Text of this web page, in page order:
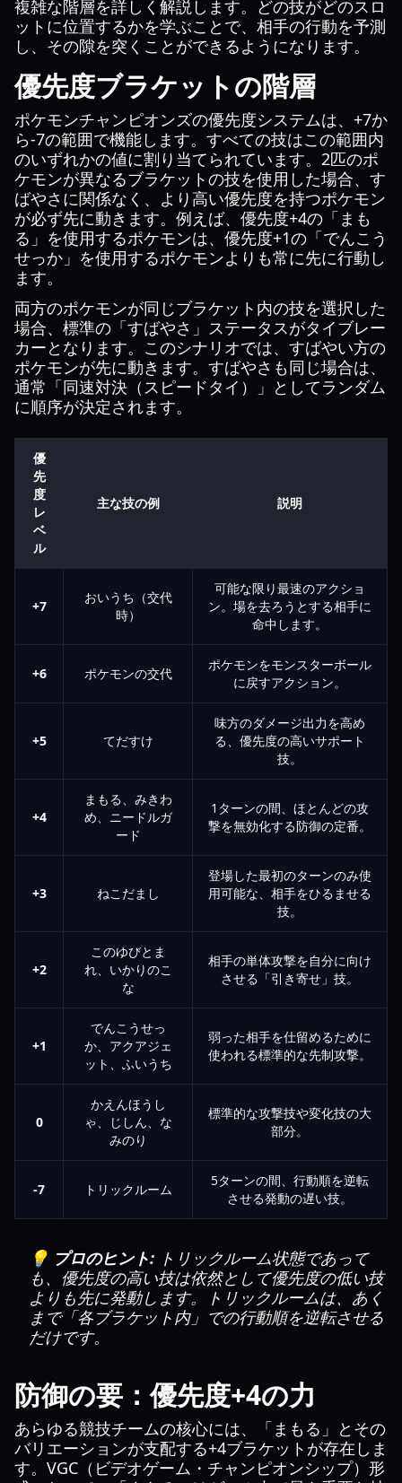
複雑な階層を詳しく解説します。どの技がどのスロ
ットに位置するかを学ぶことで、相手の行動を予測
し、その隙を突くことができるようになります。
優先度ブラケットの階層
ポケモンチャンピオンズの優先度システムは、+7か
ら-7の範囲で機能します。すべての技はこの範囲内
のいずれかの値に割り当てられています。2匹のポ
ケモンが異なるブラケットの技を使用した場合、す
ばやさに関係なく、より高い優先度を持つポケモン
が必ず先に動きます。例えば、優先度+4の「まも
る」を使用するポケモンは、優先度+1の「でんこう
せっか」を使用するポケモンよりも常に先に行動し
ます。
両方のポケモンが同じブラケット内の技を選択した
場合、標準の「すばやさ」ステータスがタイブレー
カーとなります。このシナリオでは、すばやい方の
ポケモンが先に動きます。すばやさも同じ場合は、
通常「同速対決（スピードタイ）」としてランダム
に順序が決定されます。
優
先
度
レ
ベ
ル
主な技の例 説明
+7
おいうち（交代
時）
可能な限り最速のアクショ
ン。場を去ろうとする相手に
命中します。
+6 ポケモンの交代
ポケモンをモンスターボール
に戻すアクション。
+5 てだすけ
味方のダメージ出力を高め
る、優先度の高いサポート
技。
+4
まもる、みきわ
め、ニードルガ
ード
1ターンの間、ほとんどの攻
撃を無効化する防御の定番。
+3 ねこだまし
登場した最初のターンのみ使
用可能な、相手をひるませる
技。
+2
このゆびとま
れ、いかりのこ
な
相手の単体攻撃を自分に向け
させる「引き寄せ」技。
+1
でんこうせっ
か、アクアジェ
ット、ふいうち
弱った相手を仕留めるために
使われる標準的な先制攻撃。
0
かえんほうし
ゃ、じしん、な
みのり
標準的な攻撃技や変化技の大
部分。
-7 トリックルーム
5ターンの間、行動順を逆転
させる発動の遅い技。
💡 プロのヒント: トリックルーム状態であって
も、優先度の高い技は依然として優先度の低い技
よりも先に発動します。トリックルームは、あく
まで「各ブラケット内」での行動順を逆転させる
だけです。
防御の要：優先度+4の力
あらゆる競技チームの核心には、「まもる」とその
バリエーションが支配する+4ブラケットが存在しま
す。VGC（ビデオゲーム・チャンピオンシップ）形